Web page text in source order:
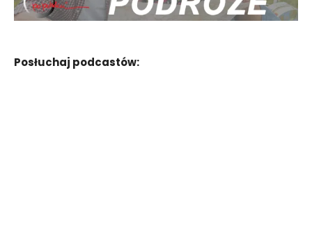
Posłuchaj podcastów: